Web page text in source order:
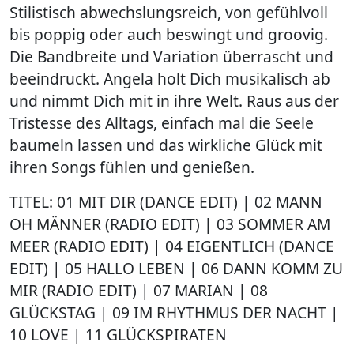
Stilistisch abwechslungsreich, von gefühlvoll
bis poppig oder auch beswingt und groovig.
Die Bandbreite und Variation überrascht und
beeindruckt. Angela holt Dich musikalisch ab
und nimmt Dich mit in ihre Welt. Raus aus der
Tristesse des Alltags, einfach mal die Seele
baumeln lassen und das wirkliche Glück mit
ihren Songs fühlen und genießen.
TITEL: 01 MIT DIR (DANCE EDIT) | 02 MANN
OH MÄNNER (RADIO EDIT) | 03 SOMMER AM
MEER (RADIO EDIT) | 04 EIGENTLICH (DANCE
EDIT) | 05 HALLO LEBEN | 06 DANN KOMM ZU
MIR (RADIO EDIT) | 07 MARIAN | 08
GLÜCKSTAG | 09 IM RHYTHMUS DER NACHT |
10 LOVE | 11 GLÜCKSPIRATEN